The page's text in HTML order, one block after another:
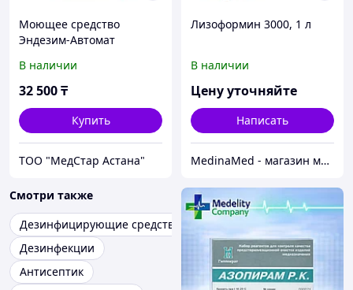
Моющее средство
Эндезим-Автомат
В наличии
32 500₸
Купить
ТОО "МедСтар Астана"
Лизоформин 3000, 1 л
В наличии
Цену уточняйте
Написать
MedinaMed - магазин медицинской техники и оборудования
Смотри также
Дезинфицирующие средства
Дезинфекции
Антисептик